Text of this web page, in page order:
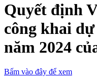
Quyết định
công khai
năm 2024
Bấm vào đây để xem